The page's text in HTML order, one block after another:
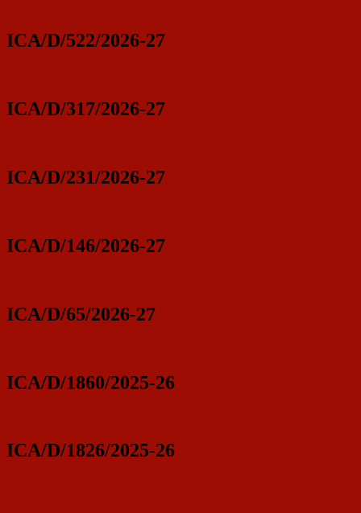
ICA/D/522/2026-27
ICA/D/317/2026-27
ICA/D/231/2026-27
ICA/D/146/2026-27
ICA/D/65/2026-27
ICA/D/1860/2025-26
ICA/D/1826/2025-26